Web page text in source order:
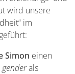
wird unsere
im
Simon einen
genderals